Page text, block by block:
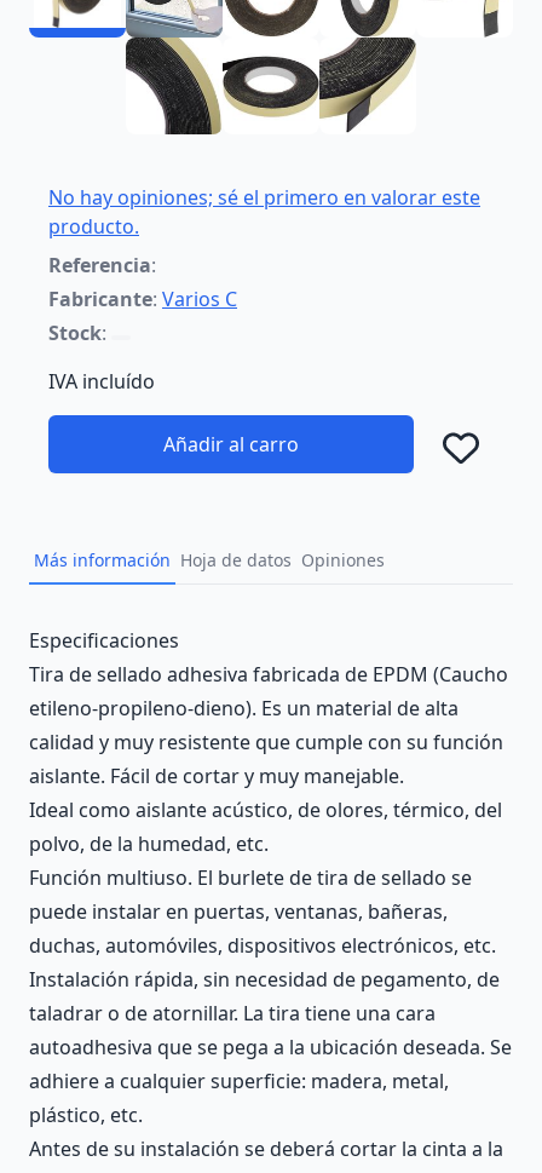
No hay opiniones; sé el primero en valorar este
producto.
Referencia:
Fabricante: Varios C
Stock:
IVA incluído
Añadir al carro
Más información Hoja de datos Opiniones
Description
Especificaciones
Tira de sellado adhesiva fabricada de EPDM (Caucho
etileno-propileno-dieno). Es un material de alta
calidad y muy resistente que cumple con su función
aislante. Fácil de cortar y muy manejable.
Ideal como aislante acústico, de olores, térmico, del
polvo, de la humedad, etc.
Función multiuso. El burlete de tira de sellado se
puede instalar en puertas, ventanas, bañeras,
duchas, automóviles, dispositivos electrónicos, etc.
Instalación rápida, sin necesidad de pegamento, de
taladrar o de atornillar. La tira tiene una cara
autoadhesiva que se pega a la ubicación deseada. Se
adhiere a cualquier superficie: madera, metal,
plástico, etc.
Antes de su instalación se deberá cortar la cinta a la